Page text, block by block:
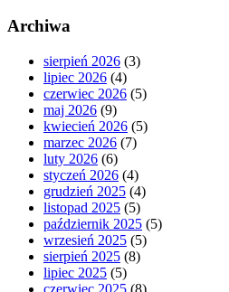
Archiwa
sierpień 2026 (3)
lipiec 2026 (4)
czerwiec 2026 (5)
maj 2026 (9)
kwiecień 2026 (5)
marzec 2026 (7)
luty 2026 (6)
styczeń 2026 (4)
grudzień 2025 (4)
listopad 2025 (5)
październik 2025 (5)
wrzesień 2025 (5)
sierpień 2025 (8)
lipiec 2025 (5)
czerwiec 2025 (8)